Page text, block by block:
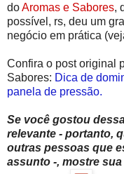
doAromas e Sabores,
possível, rs, deu um
negócio em prática
Confira o post original
Sabores: Dica de
panela de pressão.
Se você gostou
relevante - portanto,
outras pessoas que
assunto -, mostre